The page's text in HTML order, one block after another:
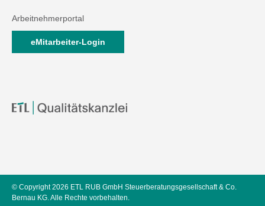
Arbeitnehmerportal
eMitarbeiter-Login
© Copyright 2026 ETL RUB GmbH Steuerberatungsgesellschaft & Co.
Bernau KG. Alle Rechte vorbehalten.